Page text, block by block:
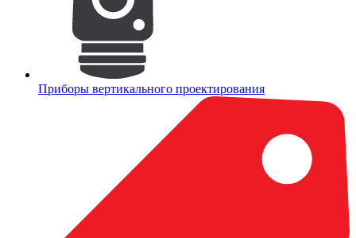
Приборы вертикального проектирования